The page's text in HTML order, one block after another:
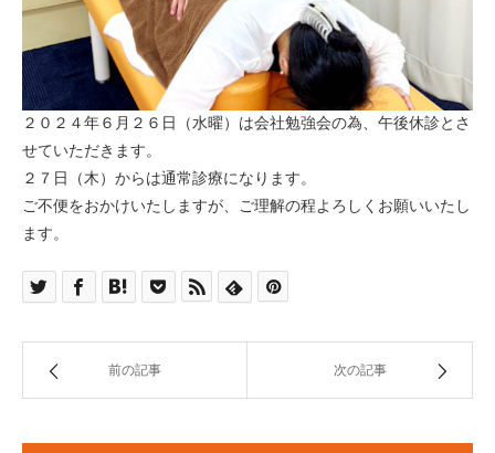
２０２４年６月２６日（水曜）は会社勉強会の為、午後休診とさ
せていただきます。
２７日（木）からは通常診療になります。
ご不便をおかけいたしますが、ご理解の程よろしくお願いいたし
ます。
前の記事 次の記事